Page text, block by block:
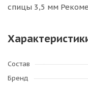
спицы 3,5 мм
Состав
Бренд